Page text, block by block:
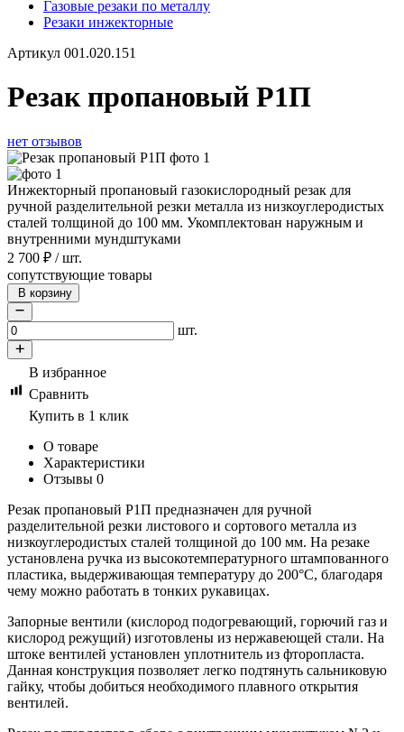
Газовые резаки по металлу
Резаки инжекторные
Артикул 001.020.151
Резак пропановый Р1П
нет отзывов
Инжекторный пропановый газокислородный резак для
ручной разделительной резки металла из низкоуглеродистых
сталей толщиной до 100 мм. Укомплектован наружным и
внутренними мундштуками
2 700 ₽ /шт.
сопутствующие товары
В корзину
шт.
В избранное
Сравнить
Купить в 1 клик
О товаре
Характеристики
Отзывы 0
Резак пропановый Р1П предназначен для ручной
разделительной резки листового и сортового металла из
низкоуглеродистых сталей толщиной до 100 мм. На резаке
установлена ручка из высокотемпературного штампованного
пластика, выдерживающая температуру до 200°С, благодаря
чему можно работать в тонких рукавицах.
Запорные вентили (кислород подогревающий, горючий газ и
кислород режущий) изготовлены из нержавеющей стали. На
штоке вентилей установлен уплотнитель из фторопласта.
Данная конструкция позволяет легко подтянуть сальниковую
гайку, чтобы добиться необходимого плавного открытия
вентилей.